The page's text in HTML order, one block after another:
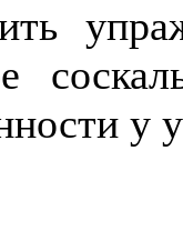
у